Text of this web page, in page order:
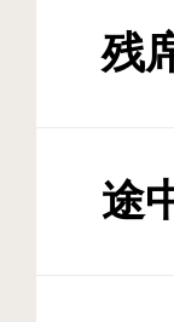
残
途